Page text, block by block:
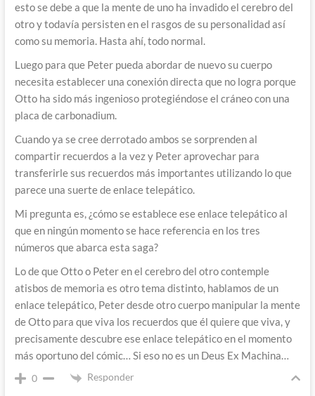
esto se debe a que la mente de uno ha invadido el cerebro del
otro y todavía persisten en el rasgos de su personalidad así
como su memoria. Hasta ahí, todo normal.
Luego para que Peter pueda abordar de nuevo su cuerpo
necesita establecer una conexión directa que no logra porque
Otto ha sido más ingenioso protegiéndose el cráneo con una
placa de carbonadium.
Cuando ya se cree derrotado ambos se sorprenden al
compartir recuerdos a la vez y Peter aprovechar para
transferirle sus recuerdos más importantes utilizando lo que
parece una suerte de enlace telepático.
Mi pregunta es, ¿cómo se establece ese enlace telepático al
que en ningún momento se hace referencia en los tres
números que abarca esta saga?
Lo de que Otto o Peter en el cerebro del otro contemple
atisbos de memoria es otro tema distinto, hablamos de un
enlace telepático, Peter desde otro cuerpo manipular la mente
de Otto para que viva los recuerdos que él quiere que viva, y
precisamente descubre ese enlace telepático en el momento
más oportuno del cómic… Si eso no es un Deus Ex Machina…
0 Responder